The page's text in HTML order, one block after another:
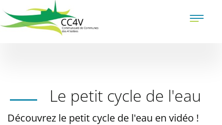
au
contenu
Toggle
Le petit cycle de l'eau
Découvrez le petit cycle de l'eau en vidéo !